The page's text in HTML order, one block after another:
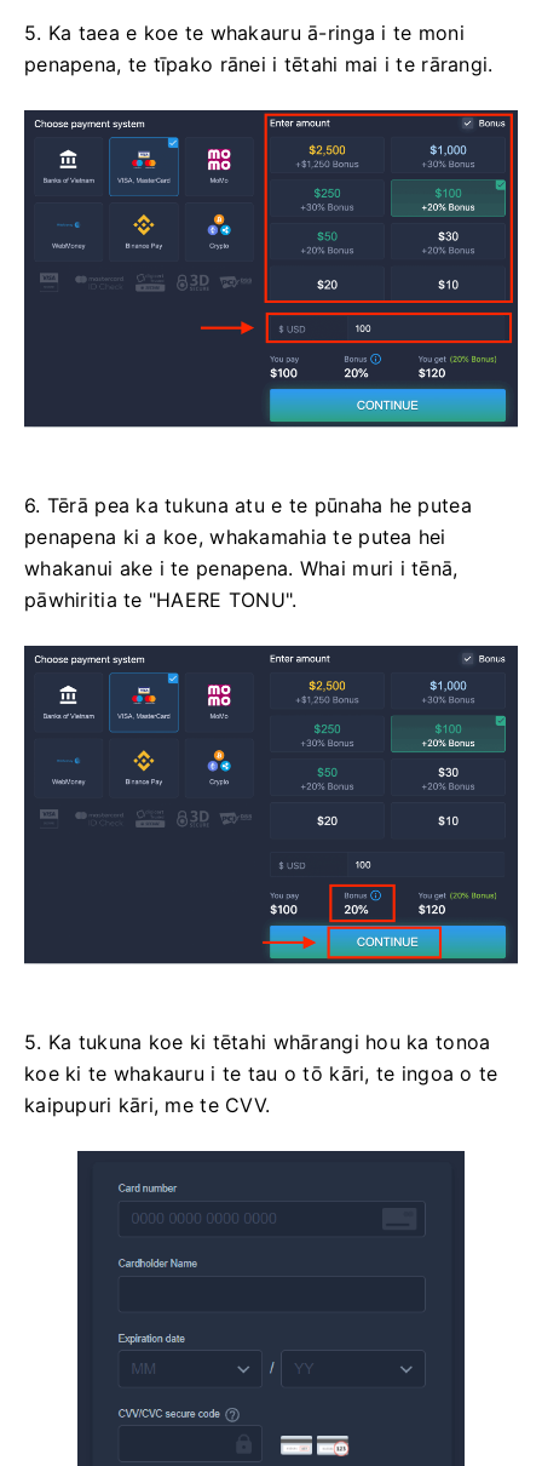
5. Ka taea e koe te whakauru ā-ringa i te moni
penapena, te tīpako rānei i tētahi mai i te rārangi.
6. Tērā pea ka tukuna atu e te pūnaha he putea
penapena ki a koe, whakamahia te putea hei
whakanui ake i te penapena. Whai muri i tēnā,
pāwhiritia te "HAERE TONU".
5. Ka tukuna koe ki tētahi whārangi hou ka tonoa
koe ki te whakauru i te tau o tō kāri, te ingoa o te
kaipupuri kāri, me te CVV.